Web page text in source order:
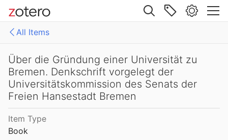
Site navigation
All Items
Gesamtausgabe (KMG)
All Items
1: Klaus Mollenhauer: Werke
3: Archivdokumente
Über die Gründung einer Universität zu
Bremen. Denkschrift vorgelegt der
Universitätskommission des Senats der
Freien Hansestadt Bremen
Item Type
Book